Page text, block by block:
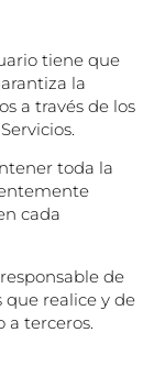
tiene que
la
a través de los
toda la
cada
de
que realice y de
a terceros.